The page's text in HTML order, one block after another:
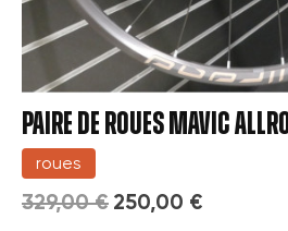
PAIRE DE ROUES MAVIC
roues
329,00 € 250,00 €